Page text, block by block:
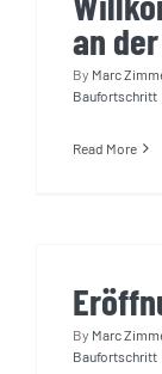
KONTAKT
an
By Marc
Baufortschritt
Read More
By Marc
Baufortschritt